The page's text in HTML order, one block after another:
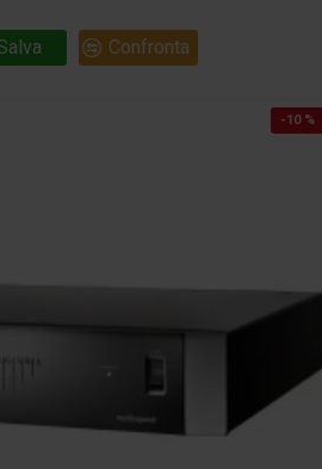
Confronta
-10 %